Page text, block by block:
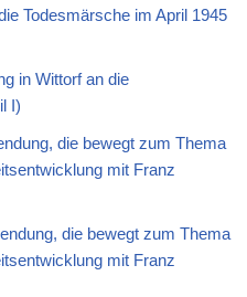
Todesmärsche im April 1945
in Wittorf an die
I)
die bewegt zum Thema
mit Franz
die bewegt zum Thema
mit Franz